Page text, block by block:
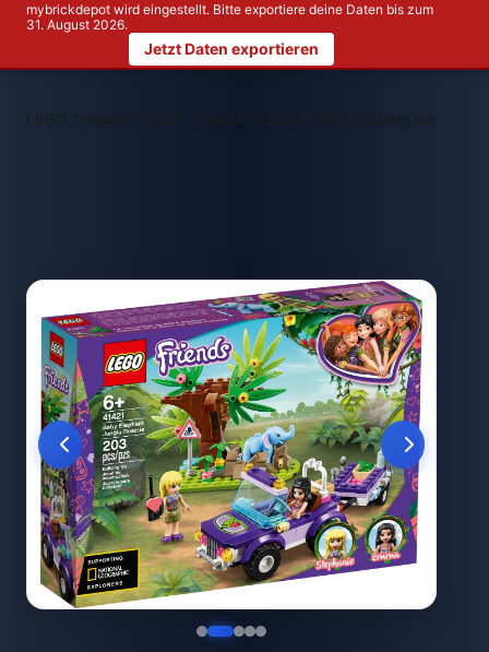
mybrickdepot wird eingestellt. Bitte exportiere deine Daten bis zum
31. August 2026.
Jetzt Daten exportieren
LEGO Themen > LEGO 41421 Rettung des